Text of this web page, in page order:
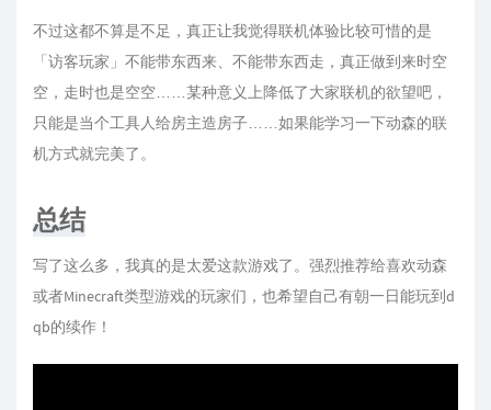
不过这都不算是不足，真正让我觉得联机体验比较可惜的是
「访客玩家」不能带东西来、不能带东西走，真正做到来时空
空，走时也是空空……某种意义上降低了大家联机的欲望吧，
只能是当个工具人给房主造房子……如果能学习一下动森的联
机方式就完美了。
总结
写了这么多，我真的是太爱这款游戏了。强烈推荐给喜欢动森
或者Minecraft类型游戏的玩家们，也希望自己有朝一日能玩到d
qb的续作！